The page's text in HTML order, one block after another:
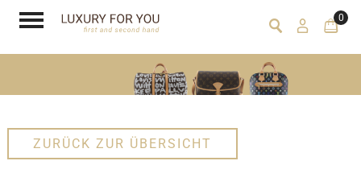
0
ZURÜCK ZUR ÜBERSICHT